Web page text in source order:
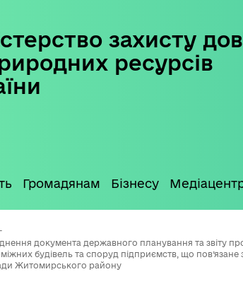
захисту
ресурсів
Громадянам Бізнесу
документа державного планування та звіту про
будівель та споруд підприємств, що
Житомирського району